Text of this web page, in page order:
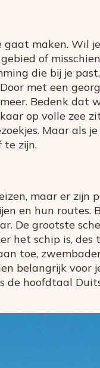
gaat maken. Wil
of
die bij je
met een
Bedenk dat
op volle zee
Maar als
te zijn.
maar er zijn
en hun routes.
De grootste
het schip is,
toe,
belangrijk voor
de hoofdtaal